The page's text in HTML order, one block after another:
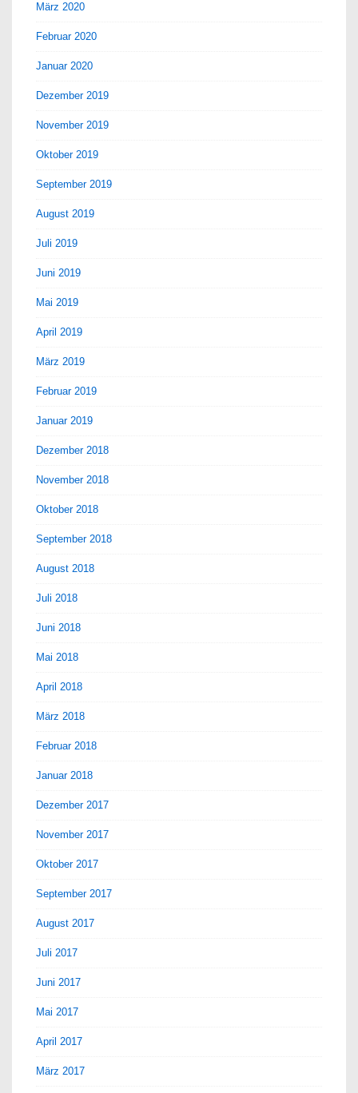
März 2020
Februar 2020
Januar 2020
Dezember 2019
November 2019
Oktober 2019
September 2019
August 2019
Juli 2019
Juni 2019
Mai 2019
April 2019
März 2019
Februar 2019
Januar 2019
Dezember 2018
November 2018
Oktober 2018
September 2018
August 2018
Juli 2018
Juni 2018
Mai 2018
April 2018
März 2018
Februar 2018
Januar 2018
Dezember 2017
November 2017
Oktober 2017
September 2017
August 2017
Juli 2017
Juni 2017
Mai 2017
April 2017
März 2017